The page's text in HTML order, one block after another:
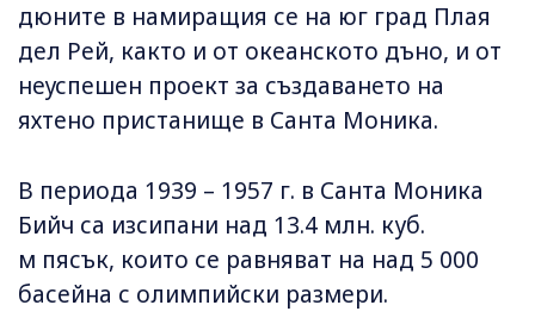
дюните в намиращия се на юг град Плая
дел Рей, както и от океанското дъно, и от
неуспешен проект за създаването на
яхтено пристанище в Санта Моника.
В периода 1939 – 1957 г. в Санта Моника
Бийч са изсипани над 13.4 млн. куб.
м пясък, които се равняват на над 5 000
басейна с олимпийски размери.